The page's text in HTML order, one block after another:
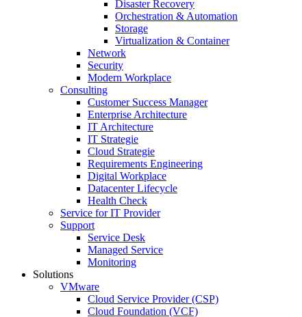
Disaster Recovery
Orchestration & Automation
Storage
Virtualization & Container
Network
Security
Modern Workplace
Consulting
Customer Success Manager
Enterprise Architecture
IT Architecture
IT Strategie
Cloud Strategie
Requirements Engineering
Digital Workplace
Datacenter Lifecycle
Health Check
Service for IT Provider
Support
Service Desk
Managed Service
Monitoring
Solutions
VMware
Cloud Service Provider (CSP)
Cloud Foundation (VCF)